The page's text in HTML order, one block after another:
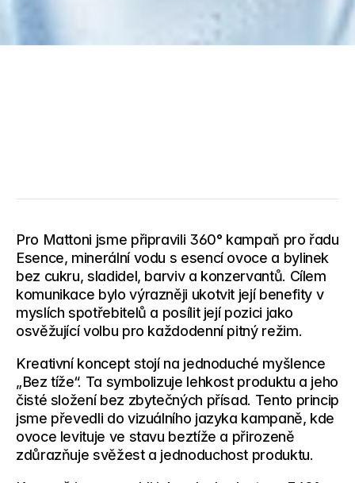
Pro Mattoni jsme připravili 360° kampaň pro řadu
Esence, minerální vodu s esencí ovoce a bylinek
bez cukru, sladidel, barviv a konzervantů. Cílem
komunikace bylo výrazněji ukotvit její benefity v
myslích spotřebitelů a posílit její pozici jako
osvěžující volbu pro každodenní pitný režim.
Kreativní koncept stojí na jednoduché myšlence
„Bez tíže“. Ta symbolizuje lehkost produktu a jeho
čisté složení bez zbytečných přísad. Tento princip
jsme převedli do vizuálního jazyka kampaně, kde
ovoce levituje ve stavu beztíže a přirozeně
zdůrazňuje svěžest a jednoduchost produktu.